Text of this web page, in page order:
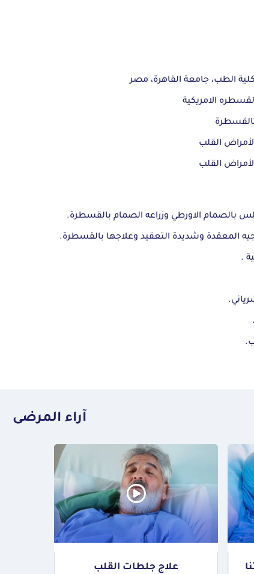
الطب، جامعة القاهرة، مصر
الامريكية
بالقسطرة
القلب
القلب
بالصمام الاورطي وزراعه الصمام بالقسطرة.
المعقدة وشديدة التعقيد وعلاجها بالقسطرة.
.
آراء المرضى
علاج جلطات القلب